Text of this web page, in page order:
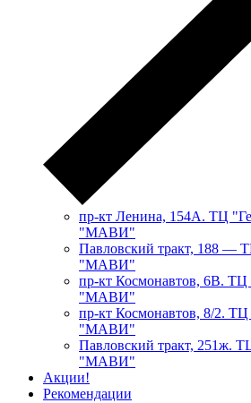
пр-кт Ленина, 154А. ТЦ
"МАВИ"
​Павловский тракт, 188 —
"МАВИ"
пр-кт Космонавтов, 6В.
"МАВИ"
пр-кт Космонавтов, 8/2.
"МАВИ"
Павловский тракт, 251ж.
"МАВИ"
Акции!
Рекомендации